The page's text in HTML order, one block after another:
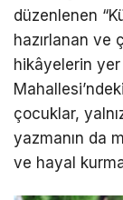
düzenlenen
hazırlanan ve
hikâyelerin yer
çocuklar,
yazmanın da
ve hayal